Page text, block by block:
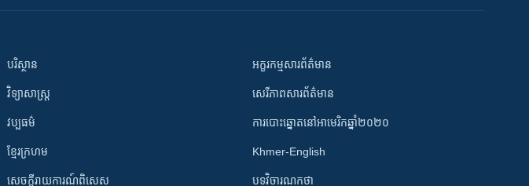
បរិស្ថាន
វិទ្យាសាស្រ្ត
វប្បធម៌
ខ្មែរក្រហម
សេចក្តីរាយការណ៍ពិសេស
អក្ខរកម្មសារព័ត៌មាន
សេរីភាពសារព័ត៌មាន
ការបោះឆ្នោតនៅអាមេរិកឆ្នាំ២០២០
Khmer-English
បទវិចារណកថា